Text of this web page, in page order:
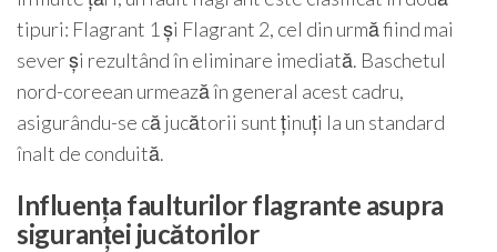
tipuri: Flagrant 1 și Flagrant 2, cel din urmă fiind mai
sever și rezultând în eliminare imediată. Baschetul
nord-coreean urmează în general acest cadru,
asigurându-se că jucătorii sunt ținuți la un standard
înalt de conduită.
Influența faulturilor flagrante asupra
siguranței jucătorilor